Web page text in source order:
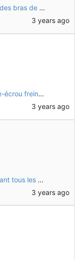
Ajout de vues de détail sur le montage des bras de roue avant CHO47 et des supports de frein CHO34
3 years ago
Utilisation d'un écrou bas et d'un contre-écrou frein M14 pour les axes de roue avant
3 years ago
Ajout de la génération d'un PDF contenant tous les tubes (une page par tube)
3 years ago